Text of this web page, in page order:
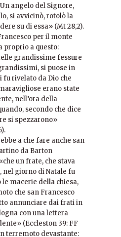
angelo del Signore,
si avvicinò, rotolò la
su di essa» (Mt 28,2).
per il monte
proprio a questo:
grandissime fessure
si puose in
fu rivelato da Dio che
erano state
nell’ora della
secondo che dice
si spezzarono»
a che fare anche san
da Barton
un frate, che stava
nel giorno di Natale fu
macerie della chiesa,
che san Francesco
annunciare dai frati in
con una lettera
(Eccleston 39: FF
terremoto devastante: